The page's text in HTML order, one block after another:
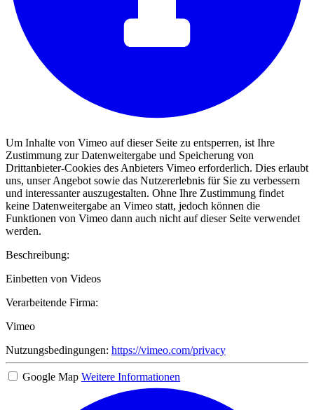
Um Inhalte von Vimeo auf dieser Seite zu entsperren, ist Ihre
Zustimmung zur Datenweitergabe und Speicherung von
Drittanbieter-Cookies des Anbieters Vimeo erforderlich. Dies erlaubt
uns, unser Angebot sowie das Nutzererlebnis für Sie zu verbessern
und interessanter auszugestalten. Ohne Ihre Zustimmung findet
keine Datenweitergabe an Vimeo statt, jedoch können die
Funktionen von Vimeo dann auch nicht auf dieser Seite verwendet
werden.
Beschreibung:
Einbetten von Videos
Verarbeitende Firma:
Vimeo
Nutzungsbedingungen: https://vimeo.com/privacy
Google Map Weitere Informationen